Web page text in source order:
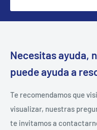
Necesitas ayuda,
puede ayuda a
Te recomendamos que
visualizar, nuestras
te invitamos a